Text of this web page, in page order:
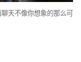
天不像你想象的那么可